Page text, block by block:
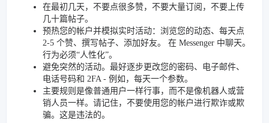
在最初几天，不要点很多赞，不要大量订阅，不要上传
几十篇帖子。
预热您的帐户并模拟实时活动：浏览您的动态、每天点
2-5 个赞、撰写帖子、添加好友。 在 Messenger 中聊天。
行为必须“人性化”。
避免突然的活动。最好逐步更改您的密码、电子邮件、
电话号码和 2FA - 例如，每天一个参数。
主要规则是像普通用户一样行事，而不是像机器人或营
销人员一样。请记住，不要使用您的帐户进行欺诈或欺
骗。这是违法的。